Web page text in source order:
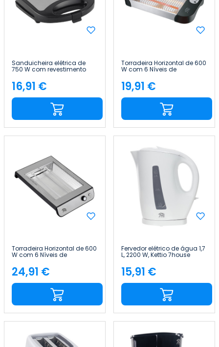
Sanduicheira elétrica de
750 W com revestimento
Preço
16,91 €
Torradeira Horizontal de 600
W com 6 Níveis de
7house
Preço
19,91 €
Torradeira Horizontal de 600
W com 6 Níveis de
7house
Preço
24,91 €
Fervedor elétrico de água 1,7
L, 2200 W, Kettio 7house
Preço
15,91 €